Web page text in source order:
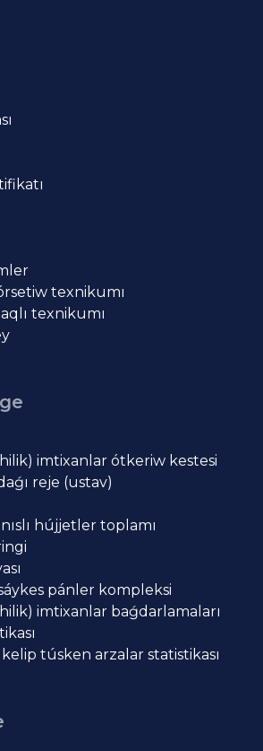
texnikumı
texnikumı
imtixanlar ótkeriw kestesi
reje (ustav)
hújjetler toplamı
pánler kompleksi
imtixanlar baǵdarlamaları
túsken arzalar statistikası